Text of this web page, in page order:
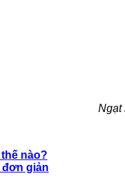
Ngạt
nào?
đơn giản